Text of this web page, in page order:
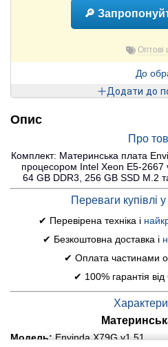
🔎
Оптові
До
Додати до
Опис
Про
Комплект: Материнська плата
процесором Intel Xeon E5-
64 GB DDR3, 256 GB SSD M.2
Переваги купівлі
✔ Перевірена техніка і
✔ Безкоштовна доставка і
✔ Оплата частинами
✔ 100% гарантія від
Модель:Envinda X79G v1.51